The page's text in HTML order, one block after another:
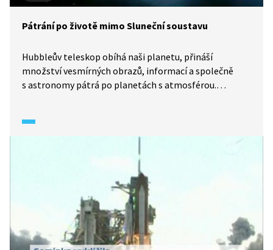
Pátrání po životě mimo Sluneční soustavu
Hubbleův teleskop obíhá naši planetu, přináší
množství vesmírných obrazů, informací a společně
s astronomy pátrá po planetách s atmosférou.
poprvé detekoval atmosféru planety mimo naši
Sluneční soustavu a rozluštil její složení. Příběhy hvězd